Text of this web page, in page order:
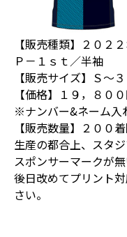
【販売種類】２０２
Ｐ－１ｓｔ／半袖
【販売サイズ】Ｓ～
【価格】１９，８００
※ナンバー&ネーム入
【販売数量】２００
生産の都合上、スタ
スポンサーマークが
後日改めてプリント
さい。